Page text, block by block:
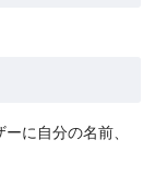
に自分の名前、